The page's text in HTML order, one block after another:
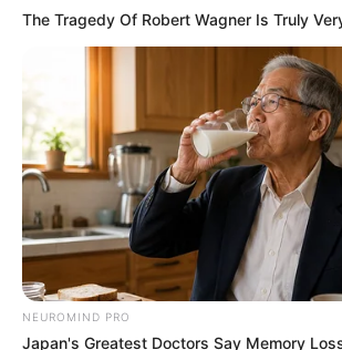
The Tragedy Of Robert Wagner Is Truly
NEUROMIND PRO
Japan's Greatest Doctors Say Memory